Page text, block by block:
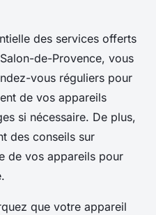
des services offerts
de-Provence, vous
vous réguliers pour
de vos appareils
si nécessaire. De plus,
des conseils sur
de vos appareils pour
que votre appareil